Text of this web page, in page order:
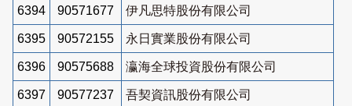
6394 90571677 伊凡思特股份有限公司
6395 90572155 永日實業股份有限公司
6396 90575688 瀛海全球投資股份有限公司
6397 90577237 吾契資訊股份有限公司